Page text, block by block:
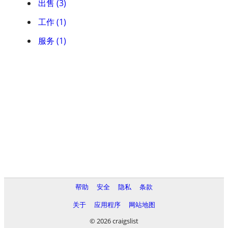
出售 (3)
工作 (1)
服务 (1)
帮助 安全 隐私
条款
关于
应用程序
网站地图
© 2026 craigslist